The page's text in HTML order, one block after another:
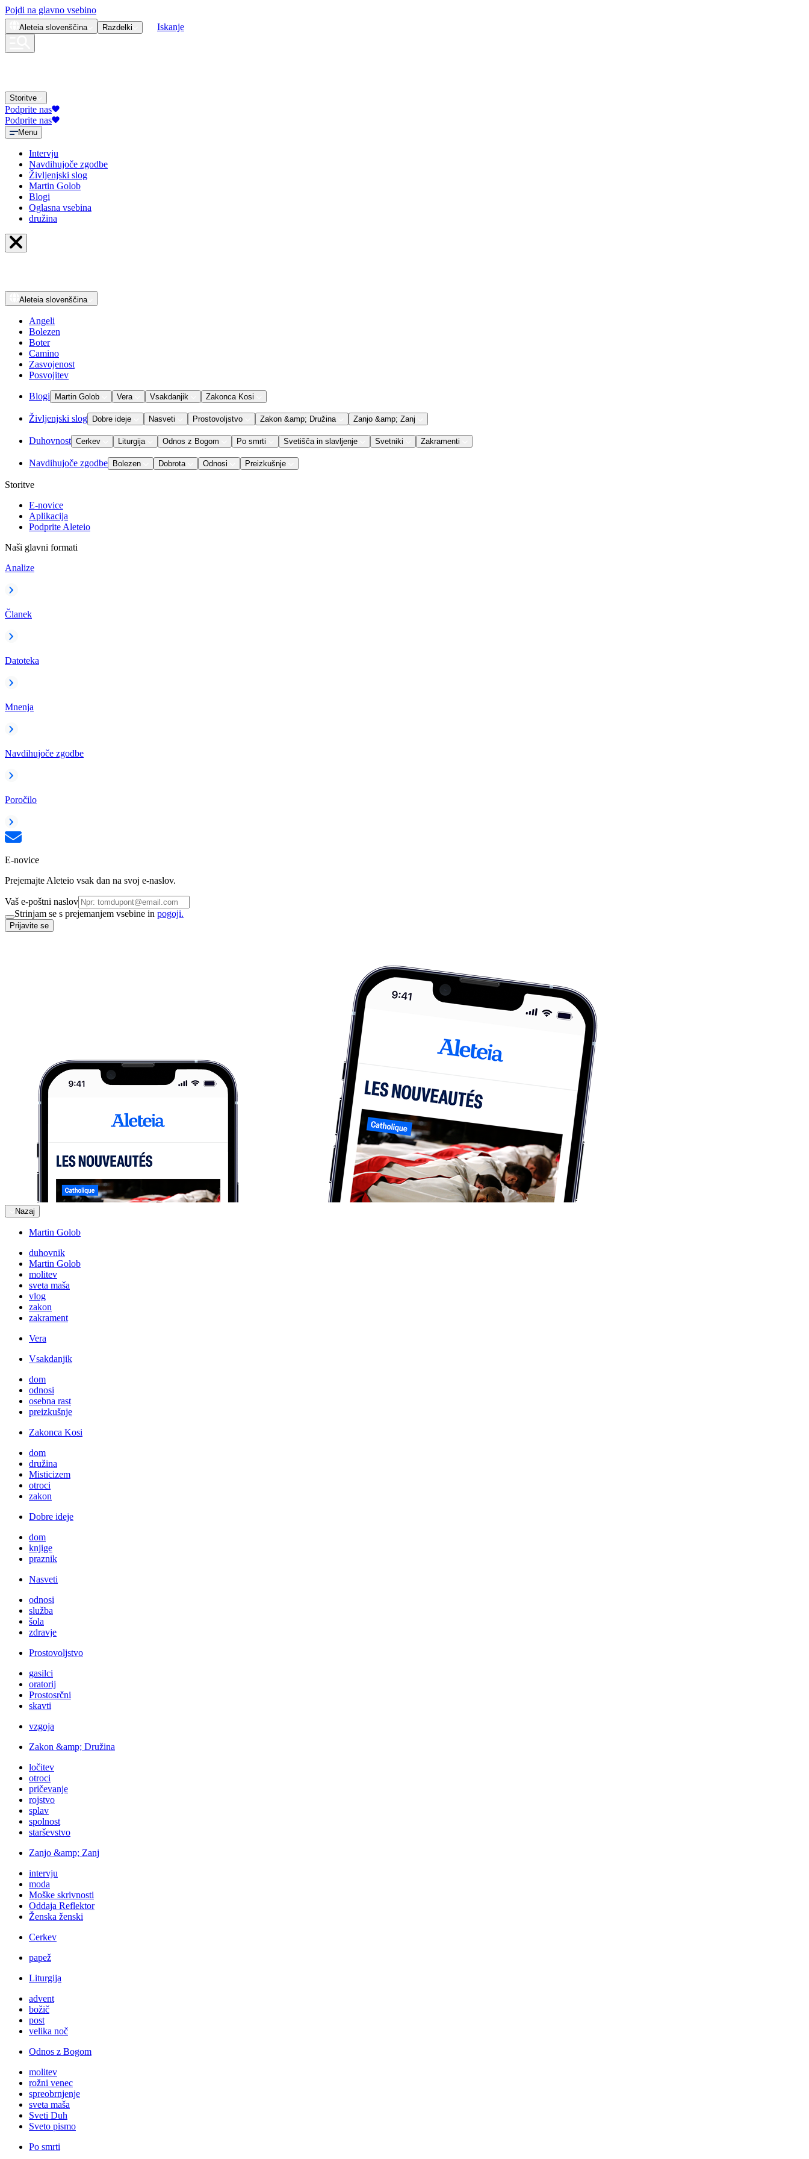
Pojdi na glavno vsebino
Aleteia slovenščina Razdelki Iskanje
Storitve
Podprite nas
Podprite nas
Menu
Intervju
Navdihujoče zgodbe
Življenjski slog
Martin Golob
Blogi
Oglasna vsebina
družina
Aleteia slovenščina
Angeli
Bolezen
Boter
Camino
Zasvojenost
Posvojitev
Blogi Martin Golob Vera Vsakdanjik Zakonca Kosi
Življenjski slog Dobre ideje Nasveti Prostovoljstvo Zakon &amp; Družina Zanjo &amp; Zanj
Duhovnost Cerkev Liturgija Odnos z Bogom Po smrti Svetišča in slavljenje Svetniki Zakramenti
Navdihujoče zgodbe Bolezen Dobrota Odnosi Preizkušnje
Storitve
E-novice
Aplikacija
Podprite Aleteio
Naši glavni formati
Analize
Članek
Datoteka
Mnenja
Navdihujoče zgodbe
Poročilo
E-novice
Prejemajte Aleteio vsak dan na svoj e-naslov.
Vaš e-poštni naslov
Strinjam se s prejemanjem vsebine in pogoji.
Prijavite se
Nazaj
Martin Golob
duhovnik
Martin Golob
molitev
sveta maša
vlog
zakon
zakrament
Vera
Vsakdanjik
dom
odnosi
osebna rast
preizkušnje
Zakonca Kosi
dom
družina
Misticizem
otroci
zakon
Dobre ideje
dom
knjige
praznik
Nasveti
odnosi
služba
šola
zdravje
Prostovoljstvo
gasilci
oratorij
Prostosrčni
skavti
vzgoja
Zakon &amp; Družina
ločitev
otroci
pričevanje
rojstvo
splav
spolnost
starševstvo
Zanjo &amp; Zanj
intervju
moda
Moške skrivnosti
Oddaja Reflektor
Ženska ženski
Cerkev
papež
Liturgija
advent
božič
post
velika noč
Odnos z Bogom
molitev
rožni venec
spreobrnjenje
sveta maša
Sveti Duh
Sveto pismo
Po smrti